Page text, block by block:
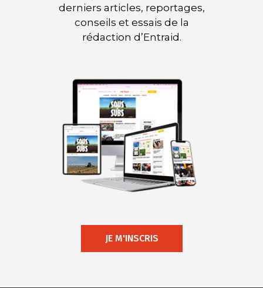
derniers articles, reportages,
conseils et essais de la
rédaction d’Entraid.
JE M'INSCRIS